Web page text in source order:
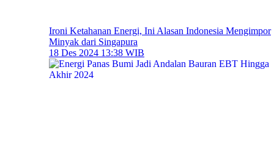
Ironi Ketahanan Energi, Ini Alasan Indonesia Mengimpor
Minyak dari Singapura
18 Des 2024 13:38 WIB